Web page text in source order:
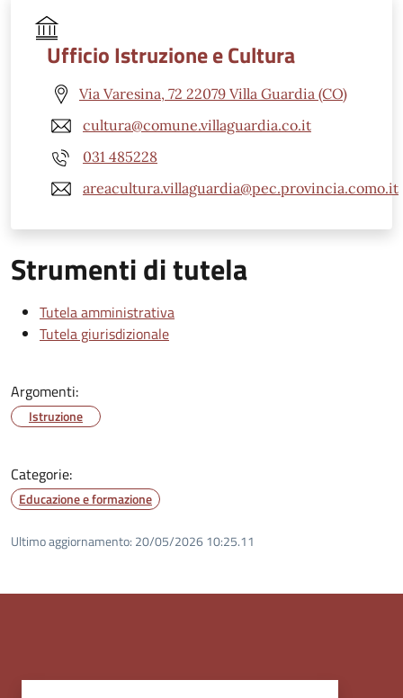
Ufficio Istruzione e Cultura
Via Varesina, 72 22079 Villa Guardia (CO)
cultura@comune.villaguardia.co.it
031 485228
areacultura.villaguardia@pec.provincia.como.it
Strumenti di tutela
Tutela amministrativa
Tutela giurisdizionale
Argomenti:
Istruzione
Categorie:
Educazione e formazione
Ultimo aggiornamento: 20/05/2026 10:25.11